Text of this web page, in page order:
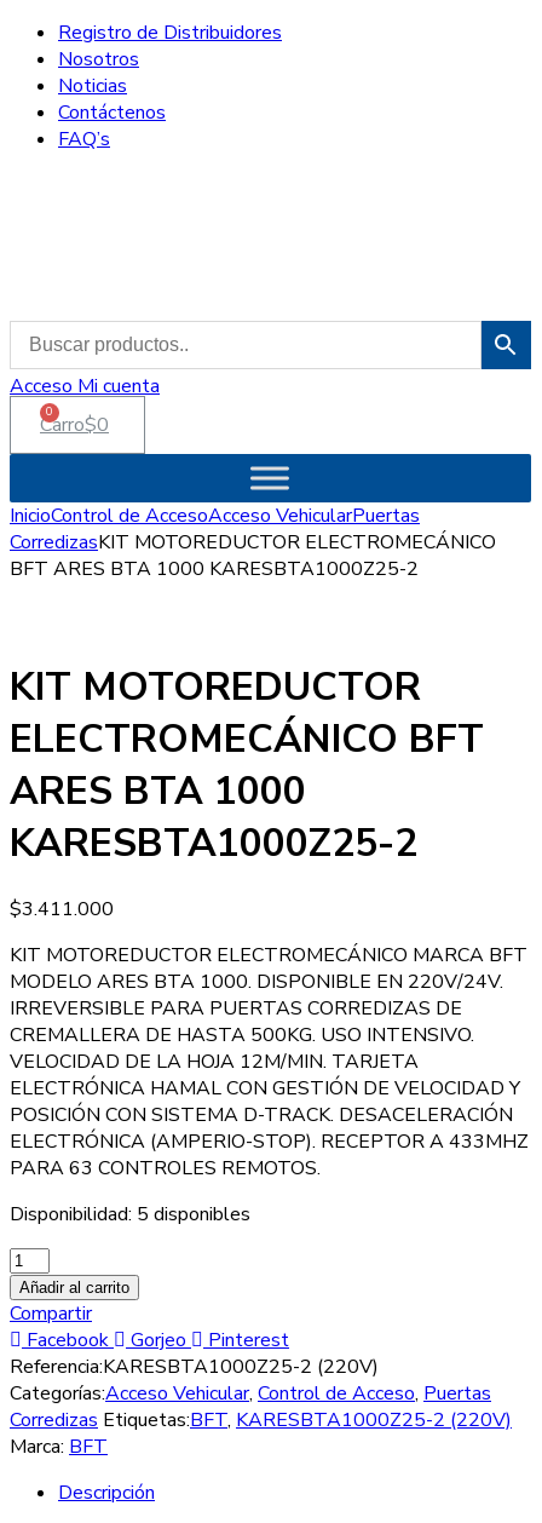
Registro de Distribuidores
Nosotros
Noticias
Contáctenos
FAQ’s
Acceso Mi cuenta
$0
0
Carro
InicioControl de AccesoAcceso VehicularPuertas
CorredizasKIT MOTOREDUCTOR ELECTROMECÁNICO
BFT ARES BTA 1000 KARESBTA1000Z25-2
KIT MOTOREDUCTOR
ELECTROMECÁNICO BFT
ARES BTA 1000
KARESBTA1000Z25-2
$3.411.000
KIT MOTOREDUCTOR ELECTROMECÁNICO MARCA BFT
MODELO ARES BTA 1000. DISPONIBLE EN 220V/24V.
IRREVERSIBLE PARA PUERTAS CORREDIZAS DE
CREMALLERA DE HASTA 500KG. USO INTENSIVO.
VELOCIDAD DE LA HOJA 12M/MIN. TARJETA
ELECTRÓNICA HAMAL CON GESTIÓN DE VELOCIDAD Y
POSICIÓN CON SISTEMA D-TRACK. DESACELERACIÓN
ELECTRÓNICA (AMPERIO-STOP). RECEPTOR A 433MHZ
PARA 63 CONTROLES REMOTOS.
Disponibilidad: 5 disponibles
KIT
MOTOREDUCTOR
ELECTROMECÁNICO
BFT
ARES
BTA
1000
KARESBTA1000Z25-
cantidad
Añadir al carrito
Compartir
Facebook
Gorjeo
Pinterest
Referencia:KARESBTA1000Z25-2 (220V)
Categorías:Acceso Vehicular, Control de Acceso, Puertas
Corredizas Etiquetas:BFT, KARESBTA1000Z25-2 (220V)
Marca: BFT
Descripción